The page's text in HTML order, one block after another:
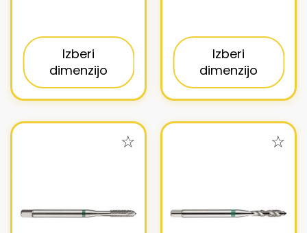
Izberi
dimenzijo
Izberi
dimenzijo